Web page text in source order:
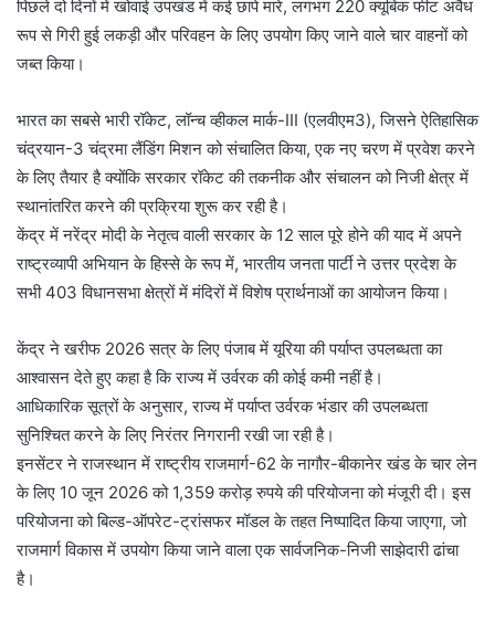
पिछले दो दिनों में खोवाई उपखंड में कई छापे मारे, लगभग 220 क्यूबिक फीट अवैध
रूप से गिरी हुई लकड़ी और परिवहन के लिए उपयोग किए जाने वाले चार वाहनों को
जब्त किया।
भारत का सबसे भारी रॉकेट, लॉन्च व्हीकल मार्क-III (एलवीएम3), जिसने ऐतिहासिक
चंद्रयान-3 चंद्रमा लैंडिंग मिशन को संचालित किया, एक नए चरण में प्रवेश करने
के लिए तैयार है क्योंकि सरकार रॉकेट की तकनीक और संचालन को निजी क्षेत्र में
स्थानांतरित करने की प्रक्रिया शुरू कर रही है।
केंद्र में नरेंद्र मोदी के नेतृत्व वाली सरकार के 12 साल पूरे होने की याद में अपने
राष्ट्रव्यापी अभियान के हिस्से के रूप में, भारतीय जनता पार्टी ने उत्तर प्रदेश के
सभी 403 विधानसभा क्षेत्रों में मंदिरों में विशेष प्रार्थनाओं का आयोजन किया।
केंद्र ने खरीफ 2026 सत्र के लिए पंजाब में यूरिया की पर्याप्त उपलब्धता का
आश्वासन देते हुए कहा है कि राज्य में उर्वरक की कोई कमी नहीं है।
आधिकारिक सूत्रों के अनुसार, राज्य में पर्याप्त उर्वरक भंडार की उपलब्धता
सुनिश्चित करने के लिए निरंतर निगरानी रखी जा रही है।
इनसेंटर ने राजस्थान में राष्ट्रीय राजमार्ग-62 के नागौर-बीकानेर खंड के चार लेन
के लिए 10 जून 2026 को 1,359 करोड़ रुपये की परियोजना को मंजूरी दी। इस
परियोजना को बिल्ड-ऑपरेट-ट्रांसफर मॉडल के तहत निष्पादित किया जाएगा, जो
राजमार्ग विकास में उपयोग किया जाने वाला एक सार्वजनिक-निजी साझेदारी ढांचा
है।